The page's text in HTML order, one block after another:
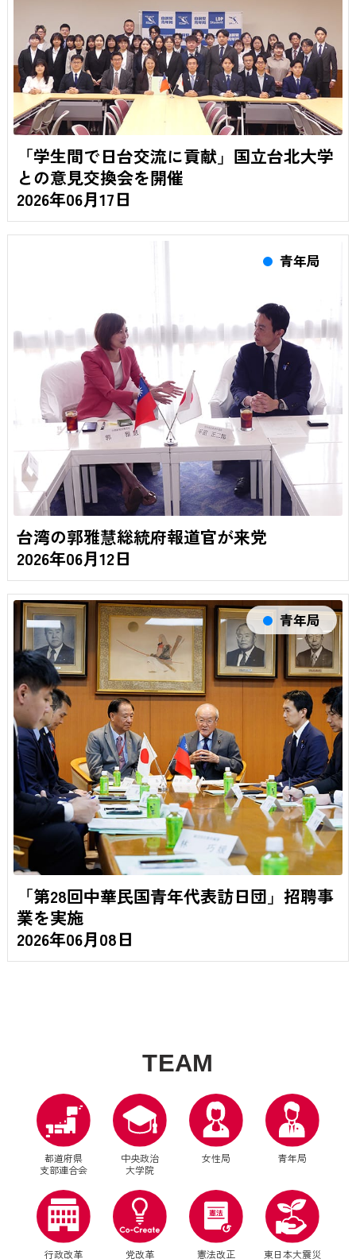
「学生間で日台交流に貢献」国立台北大学
との意見交換会を開催
2026年06月17日
青年局
台湾の郭雅慧総統府報道官が来党
2026年06月12日
青年局
「第28回中華民国青年代表訪日団」招聘事
業を実施
2026年06月08日
TEAM
都道府県
支部連合会
中央政治
大学院
女性局 青年局
行政改革 党改革 憲法改正 東日本大震災